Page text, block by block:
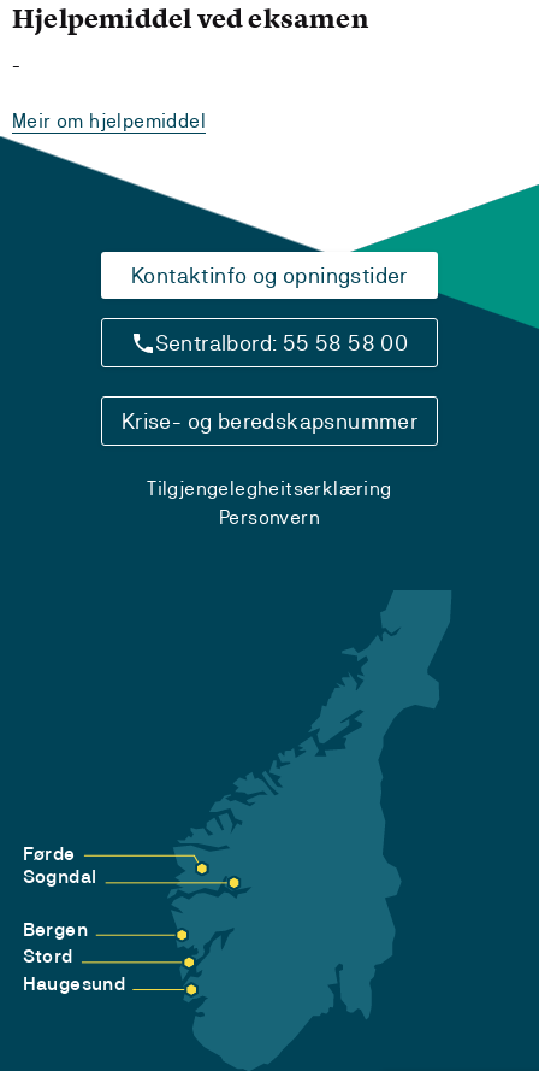
Hjelpemiddel ved eksamen
-
Meir om hjelpemiddel
Kontaktinfo og opningstider
Sentralbord: 55 58 58 00
Krise- og beredskapsnummer
Tilgjengelegheitserklæring
Personvern
Førde
Sogndal
Bergen
Stord
Haugesund